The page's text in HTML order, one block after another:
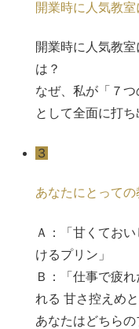
開業時に人気教
開業時に人気教
は？
なぜ、私が「７
として全面に打
３
あなたにとって
Ａ：「甘くてお
けるプリン」
Ｂ：「仕事で疲
れる 甘さ控えめ
あなたはどちら